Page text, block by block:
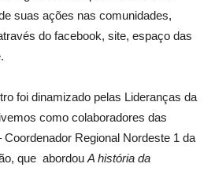
suas ações nas comunidades,
do facebook, site, espaço das
foi dinamizado pelas Lideranças da
como colaboradores das
Regional Nordeste 1 da
que abordou A história da